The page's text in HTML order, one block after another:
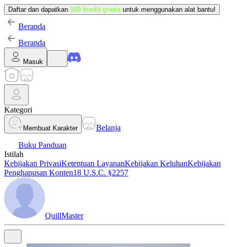
Daftar dan dapatkan 100 kredit gratis untuk menggunakan alat bantu!
Beranda
Beranda
Masuk
Kategori
Membuat Karakter
Belanja
Buku Panduan
Istilah
Kebijakan PrivasiKetentuan LayananKebijakan KeluhanKebijakan
Penghapusan Konten18 U.S.C. §2257
QuillMaster